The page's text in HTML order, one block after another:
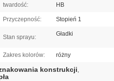
twardość: HB
Przyczepność: Stopień 1
Stan sprayu: Gładki
Zakres kolorów: różny
konstrukcji,